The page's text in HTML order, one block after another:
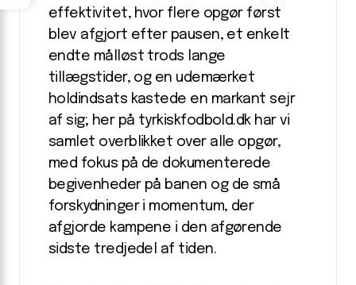
effektivitet, hvor flere opgør først
blev afgjort efter pausen, et enkelt
endte målløst trods lange
tillægstider, og en udemærket
holdindsats kastede en markant sejr
af sig; her på tyrkiskfodbold.dk har vi
samlet overblikket over alle opgør,
med fokus på de dokumenterede
begivenheder på banen og de små
forskydninger i momentum, der
afgjorde kampene i den afgørende
sidste tredjedel af tiden.